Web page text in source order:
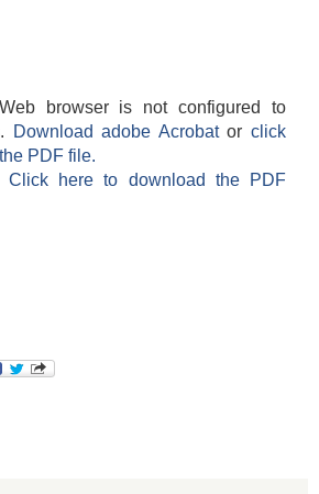
browser is not configured to
Download adobe Acrobatorclick
PDF file.
Click here to download the PDF